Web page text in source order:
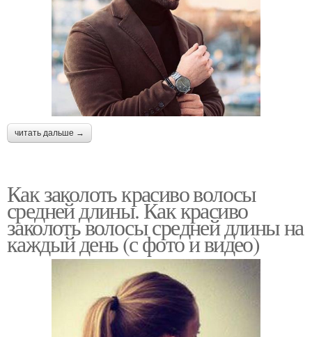
читать дальше →
Как заколоть красиво волосы
средней длины. Как красиво
заколоть волосы средней длины на
каждый день (с фото и видео)